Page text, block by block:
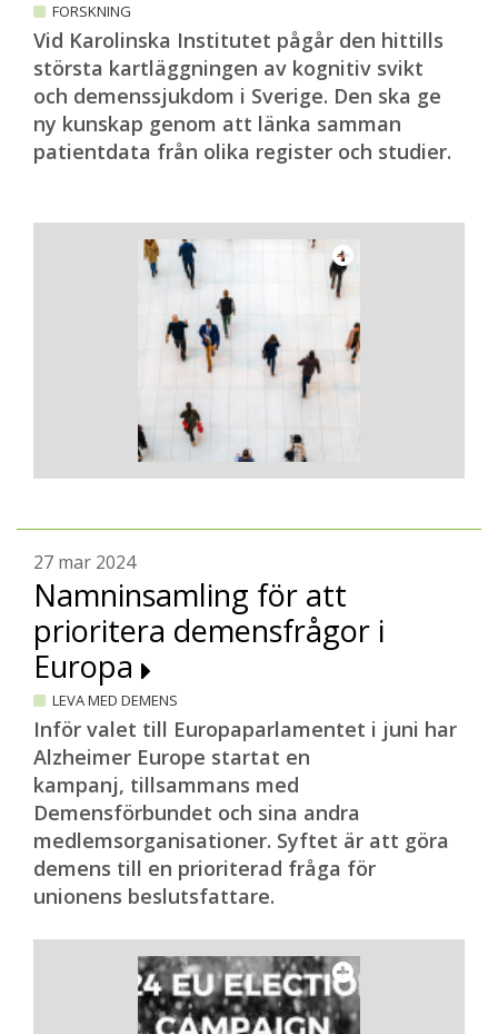
FORSKNING
Vid Karolinska Institutet pågår den hittills
största kartläggningen av kognitiv svikt
och demenssjukdom i Sverige. Den ska ge
ny kunskap genom att länka samman
patientdata från olika register och studier.
27 mar 2024
Namninsamling för att
prioritera demensfrågor i
Europa
LEVA MED DEMENS
Inför valet till Europaparlamentet i juni har
Alzheimer Europe startat en
kampanj, tillsammans med
Demensförbundet och sina andra
medlemsorganisationer. Syftet är att göra
demens till en prioriterad fråga för
unionens beslutsfattare.